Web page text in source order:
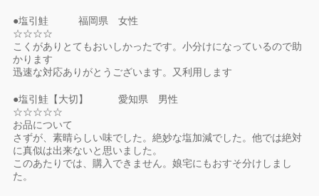
●塩引鮭 福岡県 女性
☆☆☆☆
こくがありとてもおいしかったです。小分けになっているので助
かります
迅速な対応ありがとうございます。又利用します
●塩引鮭【大切】 愛知県 男性
☆☆☆☆☆
お品について
さずが、素晴らしい味でした。絶妙な塩加減でした。他では絶対
に真似は出来ないと思いました。
このあたりでは、購入できません。娘宅にもおすそ分けしまし
た。